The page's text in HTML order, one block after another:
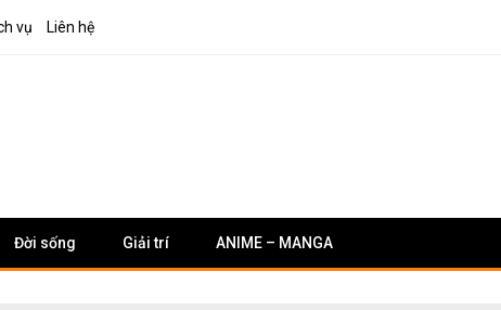
vụ Liên hệ
Đời sống Giải trí ANIME – MANGA